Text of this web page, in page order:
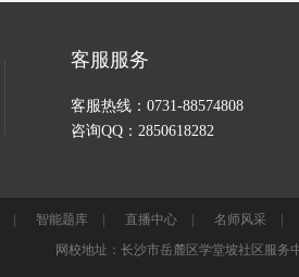
客服服务
客服热线：0731-88574808
咨询QQ：2850618282
智能题库 直播中心 名师风采
网校地址：长沙市岳麓区学堂坡社区服务